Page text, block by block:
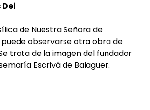
de Nuestra Señora de
observarse otra obra de
trata de la imagen del fundador
Escrivá de Balaguer.